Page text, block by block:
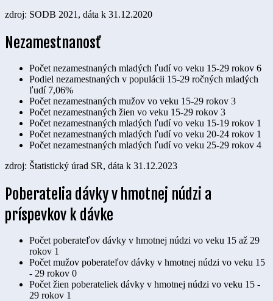
zdroj: SODB 2021, dáta k 31.12.2020
Nezamestnanosť
Počet nezamestnaných mladých ľudí vo veku 15-29 rokov 6
Podiel nezamestnaných v populácii 15-29 ročných mladých
ľudí 7,06%
Počet nezamestnaných mužov vo veku 15-29 rokov 3
Počet nezamestnaných žien vo veku 15-29 rokov 3
Počet nezamestnaných mladých ľudí vo veku 15-19 rokov 1
Počet nezamestnaných mladých ľudí vo veku 20-24 rokov 1
Počet nezamestnaných mladých ľudí vo veku 25-29 rokov 4
zdroj: Štatistický úrad SR, dáta k 31.12.2023
Poberatelia dávky v hmotnej núdzi a
príspevkov k dávke
Počet poberateľov dávky v hmotnej núdzi vo veku 15 až 29
rokov 1
Počet mužov poberateľov dávky v hmotnej núdzi vo veku 15
- 29 rokov 0
Počet žien poberateliek dávky v hmotnej núdzi vo veku 15 -
29 rokov 1